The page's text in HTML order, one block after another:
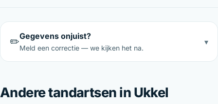
✏️Gegevens onjuist?
Meld een correctie — we kijken het na.
▾
Andere tandartsen in Ukkel